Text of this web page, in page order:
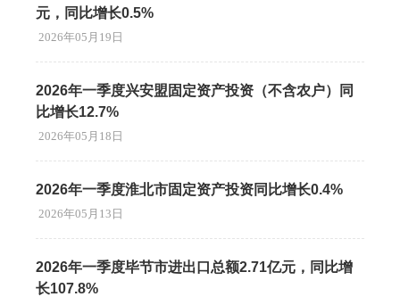
元，同比增长0.5%
2026年05月19日
2026年一季度兴安盟固定资产投资（不含农户）同
比增长12.7%
2026年05月18日
2026年一季度淮北市固定资产投资同比增长0.4%
2026年05月13日
2026年一季度毕节市进出口总额2.71亿元，同比增
长107.8%